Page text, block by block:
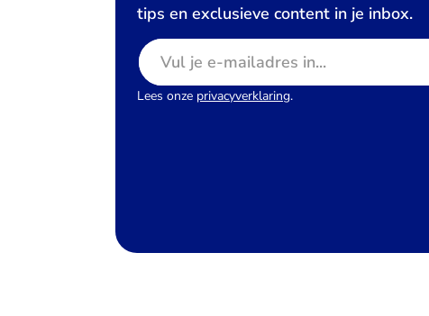
tips en exclusieve content in je inbox.
E-mailadres
Lees onze privacyverklaring.